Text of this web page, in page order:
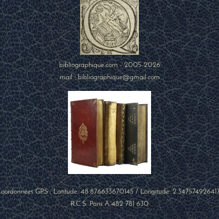
bibliographique.com - 2005-2026
mail : bibliographique@gmail.com
GPS : Latitude:48.876633670145/ Longitude:
R.C.S. Paris A 482 781 630